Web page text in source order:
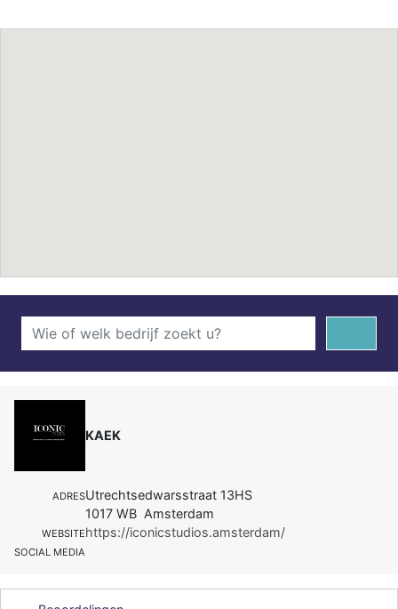
KAEK
ADRESUtrechtsedwarsstraat 13HS
1017 WB Amsterdam
WEBSITEhttps://iconicstudios.amsterdam/
SOCIAL MEDIA